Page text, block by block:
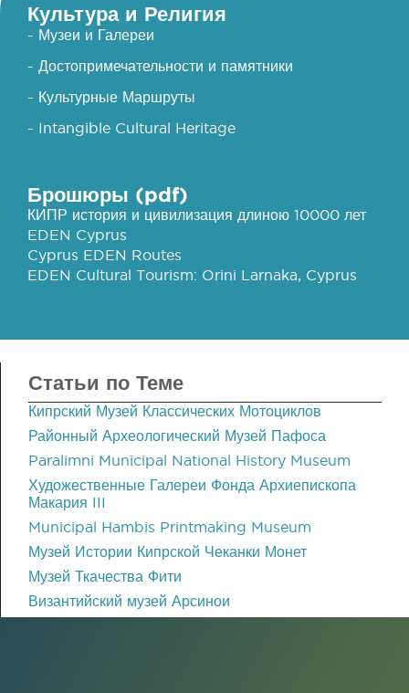
Культура и Религия
- Музеи и Галереи
- Достопримечательности и памятники
- Культурные Маршруты
- Intangible Cultural Heritage
Брошюры (pdf)
КИПР история и цивилизация длиною 10000 лет
EDEN Cyprus
Cyprus EDEN Routes
EDEN Cultural Tourism: Orini Larnaka, Cyprus
Статьи по Теме
Кипрский Музей Классических Мотоциклов
Районный Археологический Музей Пафоса
Paralimni Municipal National History Museum
Художественные Галереи Фонда Архиепископа
Макария III
Municipal Hambis Printmaking Museum
Музей Истории Кипрской Чеканки Монет
Музей Ткачества Фити
Византийский музей Арсинои